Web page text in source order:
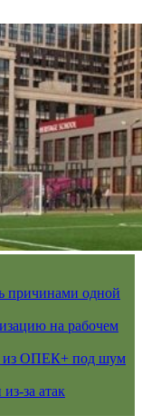
причинами одной
на рабочем
из ОПЕК+ под шум
за атак